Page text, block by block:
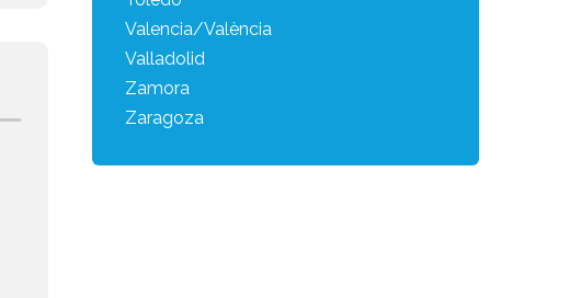
Valencia/València
Valladolid
Zamora
Zaragoza